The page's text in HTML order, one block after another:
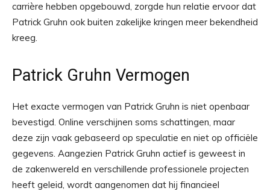
carrière hebben opgebouwd, zorgde hun relatie ervoor dat
Patrick Gruhn ook buiten zakelijke kringen meer bekendheid
kreeg.
Patrick Gruhn Vermogen
Het exacte vermogen van Patrick Gruhn is niet openbaar
bevestigd. Online verschijnen soms schattingen, maar
deze zijn vaak gebaseerd op speculatie en niet op officiële
gegevens. Aangezien Patrick Gruhn actief is geweest in
de zakenwereld en verschillende professionele projecten
heeft geleid, wordt aangenomen dat hij financieel